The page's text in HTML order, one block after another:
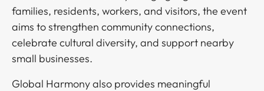
families, residents, workers, and visitors, the event
aims to strengthen community connections,
celebrate cultural diversity, and support nearby
small businesses.​​​​‌ ‍ ​‍​‍‌‍ ‌ ​‍‌‍‍‌‌‍‌ ‌‍‍‌‌‍ ‍​‍​‍​ ‍‍​‍​‍‌ ​ ‌‍​‌‌‍ ‍‌‍‍‌‌ ‌​‌ ‍‌​‍ ‍‌‍‍‌‌‍ ​‍​‍​‍ ​​‍​‍‌‍‍​‌ ​‍‌‍‌‌‌‍‌‍​‍​‍​ ‍‍​‍​‍‌‍‍​‌ ‌​‌ ‌​‌ ​​​ ‍‍​‍ ​‍ ‌‍ ​‌‍ ‌‍​ ‌‍​‌‌‍ ​‌‍‍​‌‍ ‌ ​ ‌ ‌​​ ‍‍​ ​ ​ ​ ​ ​ ​ ​ ​‍ ‌‍‍‌‌‍ ‍‌ ‌​‌‍‌‌‌‍ ‍‌ ‌​​‍ ‌‍‌‌‌‍‌​‌‍‍‌‌ ‌​​‍ ‌‍ ‌‌‍ ‌‍‌​‌‍‌‌​ ‌‌ ​​‌ ​‍‌‍‌‌‌ ​ ‌‍‌‌‌‍ ‍‌ ‌​‌‍​‌‌ ‌​‌‍‍‌‌‍ ‌‍ ‍​ ‍ ‌‍‍‌‌‍‌​​ ‌​ ​​​ ​​‌‍‌​‌‍‌‌‌‍‌​‌‍​‌‌‍‌‍‌‍​‌​‍ ‌​ ‌​‌‍​‍​ ‌‍​ ​ ​‍ ‌​ ‌​‌‍​ ​ ‌‌‌‍‌​​‍ ‌​ ‍​​ ‌‌​ ‌‍​ ​‌​‍ ‌‌‍​‍​ ‌ ‌‍‌​‌‍​ ‌‍‌‌​ ​ ​ ‌‌​ ‌ ​ ‌‌‌‍​‌‌‍​‍‌‍‌​​ ‍ ‌ ‌​‌ ‍‌‌ ​​‌‍‌‌​ ‌‌‍ ‍‌‍‌‌‌ ‌ ‌ ​ ‌‍ ​‌‍‌‌‌ ‌​‌ ‌​‌‍‌‌‌ ​‍​ ‍ ‌ ​​‌‍​‌‌ ‌​‌‍‍​​ ‌‌‍​‍‌‍ ‌‍‌​‌ ‍‌​‍‌‌​ ‌‌‌​​‍‌‌ ‌‍‍ ‌‍‌‌‌ ‍‌​‍‌‌​ ​ ‌​‌​​‍‌‌​ ​ ‌​‌​​‍‌‌​ ​‍​ ​‍​ ​ ‌‍​‌‌‍​ ​ ‌‌​ ‍​​ ‍​‌‍‌​​ ​ ​ ​​​ ‍​​ ‌‌‌‍​‌​‍‌‌​ ​‍​ ​‍​‍‌‌​ ‌‌‌​‌​​‍ ‍‌‍​ ‌‍‍​‌‍‍‌‌‍ ​‌‍‌​‌ ​‍‌‍‌‌‌‍ ‍​‍‌‌​ ‌‌‌​​‍‌‌ ‌‍‍ ‌‍‌‌‌ ‍‌​‍‌‌​ ​ ‌​‌​​‍‌‌​ ​ ‌​‌​​‍‌‌​ ​‍​ ​‍‌‍‌​​ ​‍‌‍‌​‌‍​‌​ ‍‌​ ‌​‌‍‌​​ ‌ ​ ‌‍‌‍​ ​ ​‌​ ‌‌​‍‌‌​ ​‍​ ​‍​‍‌‌​ ‌‌‌​‌​​‍ ‍‌ ‌​‌‍‌‌‌ ‍​‌ ‌​​ ‌‍​‍‌‍​‌‌ ​ ‌‍‌‌‌‌‌‌‌ ​‍‌‍ ​​ ‌‌‍‍​‌ ‌​‌ ‌​‌ ​​​‍‌‌​ ​ ‌​​‌​‍‌‌​ ​‍‌​‌‍​‍‌‌​ ​‍‌​‌‍‌‍ ​‌‍ ‌‍​ ‌‍​‌‌‍ ​‌‍‍​‌‍ ‌ ​ ‌ ‌​​‍‌‌​ ​ ‌​​‌​ ​ ​ ​ ​ ​ ​ ​ ​‍‌‍‌‍‍‌‌‍‌​​ ‌​ ​​​ ​​‌‍‌​‌‍‌‌‌‍‌​‌‍​‌‌‍‌‍‌‍​‌​‍ ‌​ ‌​‌‍​‍​ ‌‍​ ​ ​‍ ‌​ ‌​‌‍​ ​ ‌‌‌‍‌​​‍ ‌​ ‍​​ ‌‌​ ‌‍​ ​‌​‍ ‌‌‍​‍​ ‌ ‌‍‌​‌‍​ ‌‍‌‌​ ​ ​ ‌‌​ ‌ ​ ‌‌‌‍​‌‌‍​‍‌‍‌​​‍‌‍‌ ‌​‌ ‍‌‌ ​​‌‍‌‌​ ‌‌‍ ‍‌‍‌‌‌ ‌ ‌ ​ ‌‍ ​‌‍‌‌‌ ‌​‌ ‌​‌‍‌‌‌ ​‍​‍‌‍‌ ​​‌‍​‌‌ ‌​‌‍‍​​ ‌‌‍​‍‌‍ ‌‍‌​‌ ‍‌​‍‌‌​ ‌‌‌​​‍‌‌ ‌‍‍ ‌‍‌‌‌ ‍‌​‍‌‌​ ​ ‌​‌​​‍‌‌​ ​ ‌​‌​​‍‌‌​ ​‍​ ​‍​ ​ ‌‍​‌‌‍​ ​ ‌‌​ ‍​​ ‍​‌‍‌​​ ​ ​ ​​​ ‍​​ ‌‌‌‍​‌​‍‌‌​ ​‍​ ​‍​‍‌‌​ ‌‌‌​‌​​‍ ‍‌‍​ ‌‍‍​‌‍‍‌‌‍ ​‌‍‌​‌ ​‍‌‍‌‌‌‍ ‍​‍‌‌​ ‌‌‌​​‍‌‌ ‌‍‍ ‌‍‌‌‌ ‍‌​‍‌‌​ ​ ‌​‌​​‍‌‌​ ​ ‌​‌​​‍‌‌​ ​‍​ ​‍‌‍‌​​ ​‍‌‍‌​‌‍​‌​ ‍‌​ ‌​‌‍‌​​ ‌ ​ ‌‍‌‍​ ​ ​‌​ ‌‌​‍‌‌​ ​‍​ ​‍​‍‌‌​ ‌‌‌​‌​​‍ ‍‌ ‌​‌‍‌‌‌ ‍​‌ ‌​​‍​‍‌ ‌
Global Harmony also provides meaningful